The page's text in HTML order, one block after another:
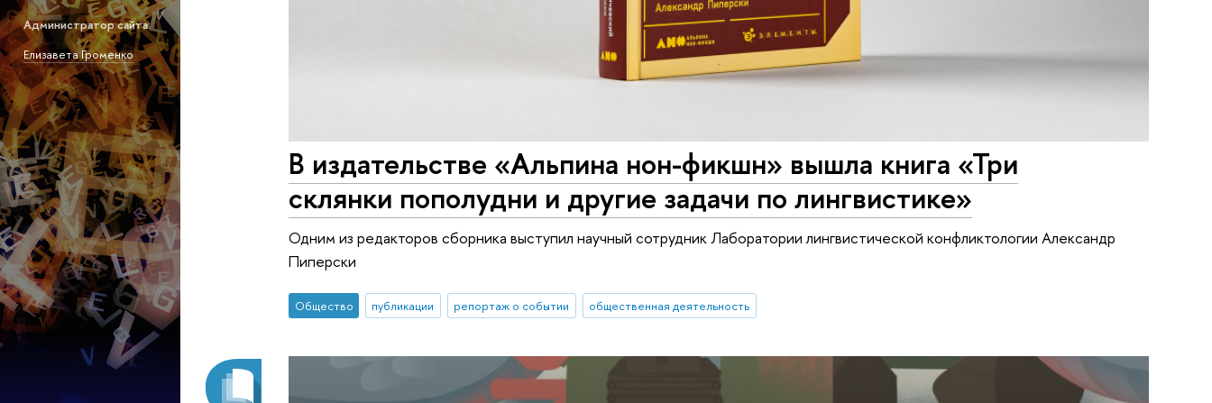
Администратор сайта:
Елизавета Громенко
В издательстве «Альпина нон-фикшн» вышла книга «Три
склянки пополудни и другие задачи по лингвистике»
Одним из редакторов сборника выступил научный сотрудник Лаборатории лингвистической конфликтологии Александр
Пиперски
Общество публикации репортаж о событии общественная деятельность